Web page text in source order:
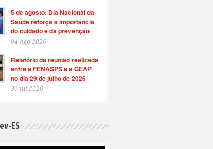
5 de agosto: Dia Nacional da
Saúde reforça a importância
do cuidado e da prevenção
04 ago 2026
Relatório da reunião realizada
entre a FENASPS e a GEAP
no dia 29 de julho de 2026
30 jul 2026
ES